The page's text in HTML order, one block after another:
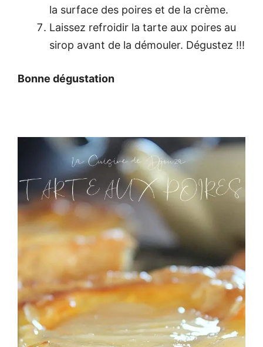
la surface des poires et de la crème.
Laissez refroidir la tarte aux poires au
sirop avant de la démouler. Dégustez !!!
Bonne dégustation